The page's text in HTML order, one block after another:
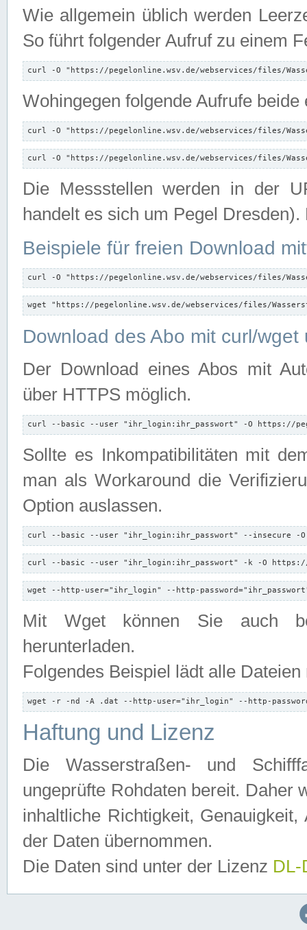
Wie allgemein üblich werden
So führt folgender Aufruf zu einem
curl -O "https://pegelonline.wsv.de/webservices/files/
Wohingegen folgende Aufrufe beide
curl -O "https://pegelonline.wsv.de/webservices/files/
curl -O "https://pegelonline.wsv.de/webservices/files/
Die Messstellen werden in der
handelt es sich um Pegel
Beispiele für freien Download
curl -O "https://pegelonline.wsv.de/webservices/files/
wget "https://pegelonline.wsv.de/webservices/files/
Download des Abo mit curl/
Der Download eines Abos mit
über HTTPS möglich.
curl --basic --user "ihr_login:ihr_passwort" -O https://
Sollte es Inkompatibilitäten mit
man als Workaround die
Option auslassen.
curl --basic --user "ihr_login:ihr_passwort" --insecure -
curl --basic --user "ihr_login:ihr_passwort" -k -O
wget --http-user="ihr_login" --http-
Mit Wget können Sie auch
herunterladen.
Folgendes Beispiel lädt alle
wget -r -nd -A .dat --http-user="ihr_login" --http-
Haftung und Lizenz
Die Wasserstraßen- und
ungeprüfte Rohdaten bereit. Daher
inhaltliche Richtigkeit,
der Daten übernommen.
Die Daten sind unter der Lizenz